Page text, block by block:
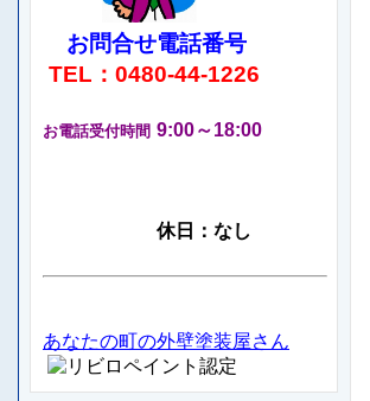
お問合せ電話番号
TEL：0480-44-1226
お電話受付時間 9:00～18:00
休日：なし
あなたの町の外壁塗装屋さん